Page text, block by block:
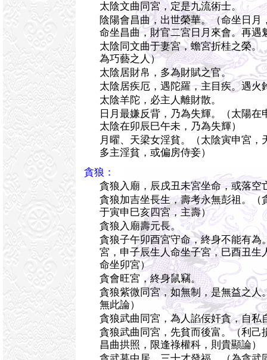
太陰文曲同宮，定是九流術士。
陰陽會昌曲，出世榮華。（命坐日月
命坐昌曲，財官二宮日月來會。再遇
太陰同文曲于妻宮，蟾宮折桂之榮。
為巧藝之人）
太陰居財帛，多為財賦之官。
太陰居疾厄，遇陀羅，主目疾。遇火
太陰羊陀，必主人離財散。
日月最嫌反背，乃為失輝。（太陽
太陰在卯辰巳午未，乃為失輝）
月曜、天梁女淫貧。（太陰寅申宮，
多主淫貧，或偏房侍妾）
貪狼：
貪狼入廟，辰戌丑未宮坐命，或落空
貪狼加吉坐長生，壽考永無彭祖。（
于寅申巳亥四宮，主壽）
貪狼入廟壽元長。
貪狼子午卯酉宮守命，終身不能有為
宮，申子辰生人命坐子宮，巳酉丑生
命坐卯宮）
貪會旺宮，終身鼠竊。
貪狼紫微同宮，如無制，是無益之人
無此論）
貪狼武曲同宮，為人諂佞奸貪，自私
貪狼武曲同宮，先貧而後富。（利己
昌曲拱照，限逢祿權科，則貴顯論）